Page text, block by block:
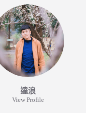
達浪
View Profile